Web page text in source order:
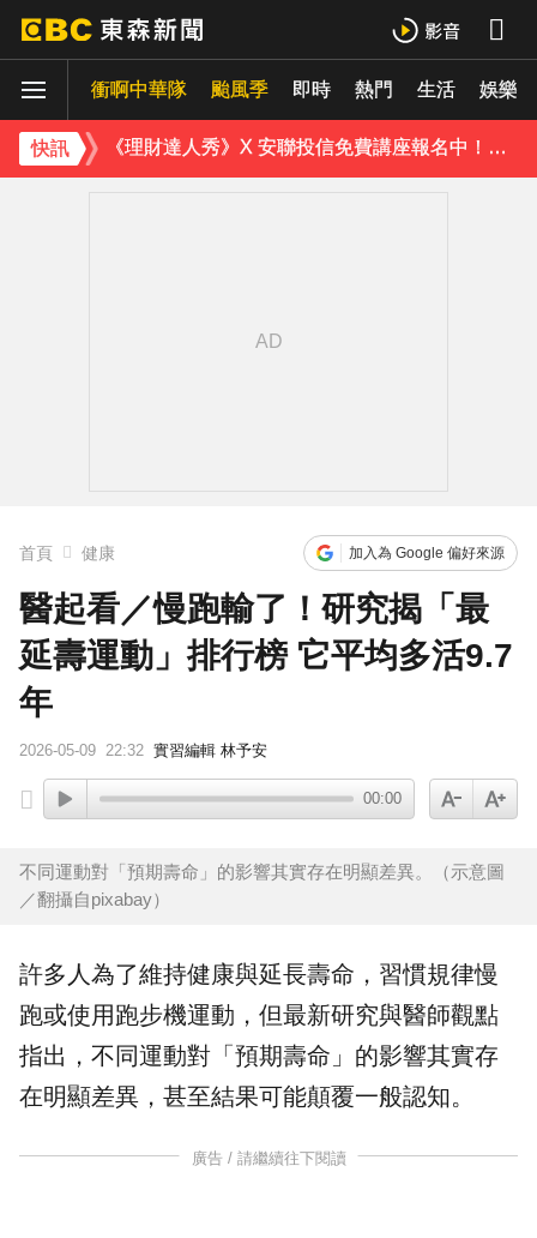
衝啊中華隊 颱風季 即時 熱門 生活 娛樂
快訊
曾號召反女權集會！36歲網紅陳屍住處 死因待查
下載東森App，隨時掌握天下大小事！
《理財達人秀》X 安聯投信免費講座報名中！搶先卡位 2027
首頁 健康 加入為 Google 偏好來源
醫起看／慢跑輸了！研究揭「最
延壽運動」排行榜 它平均多活9.7
年
2026-05-09 22:32 實習編輯 林予安
00:00
不同運動對「預期壽命」的影響其實存在明顯差異。（示意圖
／翻攝自pixabay）
許多人為了維持健康與延長壽命 ，習慣規律慢
跑或使用跑步機運動 ，但最新研究與醫師觀點
指出，不同運動對「預期壽命」的影響其實存
在明顯差異，甚至結果可能顛覆一般認知。
廣告 / 請繼續往下閱讀